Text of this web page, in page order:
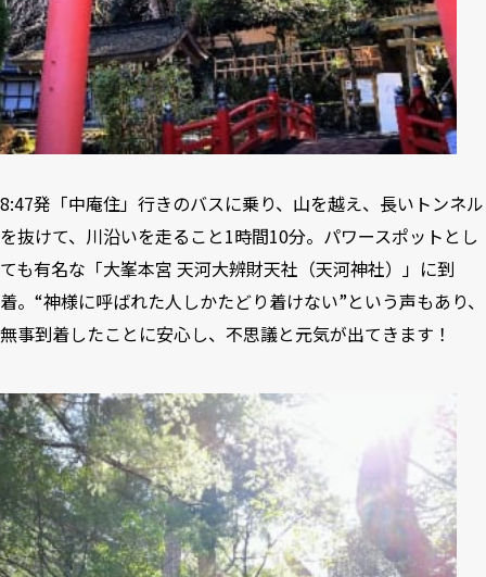
8:47発「中庵住」行きのバスに乗り、山を越え、長いトンネル
を抜けて、川沿いを走ること1時間10分。パワースポットとし
ても有名な「大峯本宮 天河大辨財天社（天河神社）​」に到
着。“神様に呼ばれた人しかたどり着けない”という声もあり、
無事到着したことに安心し、不思議と元気が出てきます！